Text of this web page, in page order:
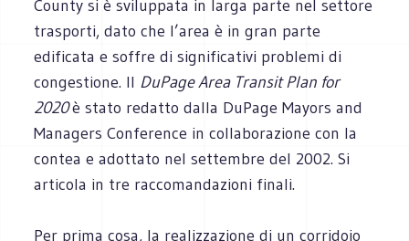
County si è sviluppata in larga parte nel settore
trasporti, dato che l’area è in gran parte
edificata e soffre di significativi problemi di
congestione. Il DuPage Area Transit Plan for
2020è stato redatto dalla DuPage Mayors and
Managers Conference in collaborazione con la
contea e adottato nel settembre del 2002. Si
articola in tre raccomandazioni finali.
Per prima cosa, la realizzazione di un corridoio